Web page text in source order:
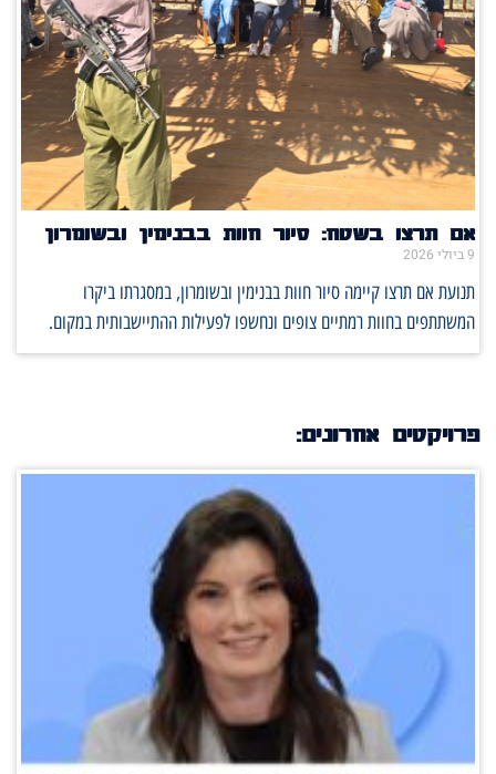
אם תרצו בשטח: סיור חוות בבנימין ובשומרון
9 ביולי 2026
תנועת אם תרצו קיימה סיור חוות בבנימין ובשומרון, במסגרתו ביקרו
המשתתפים בחוות רמתיים צופים ונחשפו לפעילות ההתיישבותית במקום.
פרויקטים אחרונים: